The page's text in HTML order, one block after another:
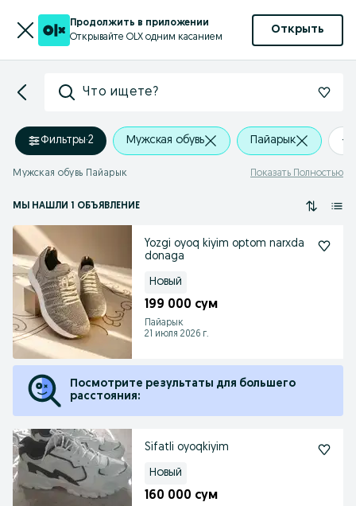
Продолжить в приложении
Открывайте OLX одним касанием
Открыть
Что ищете?
Фильтры·2 Мужская обувь Пайарык
Мужская обувь Пайарык Показать Полностью
МЫ НАШЛИ 1 ОБЪЯВЛЕНИЕ
Yozgi oyoq kiyim optom narxda
donaga
Новый
199 000 сум
Пайарык
21 июля 2026 г.
Посмотрите результаты для большего
расстояния:
Sifatli oyoqkiyim
Новый
160 000 сум